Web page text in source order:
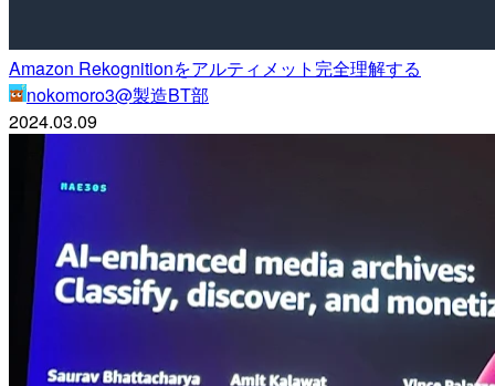
Amazon Rekognitionをアルティメット完全理解する
nokomoro3@製造BT部
2024.03.09